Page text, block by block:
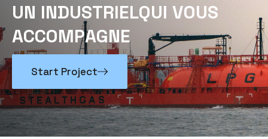
UN INDUSTRIELQUI VOUS
ACCOMPAGNE
Start Project